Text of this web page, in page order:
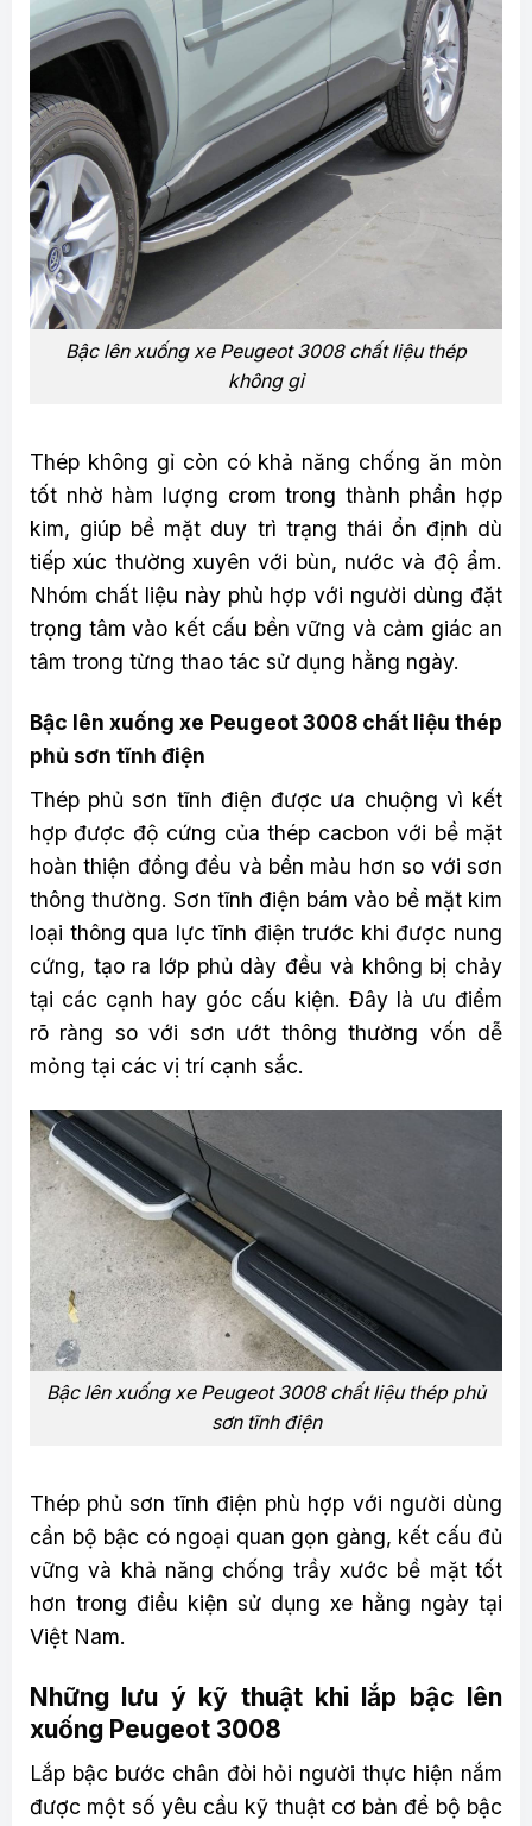
Bậc lên xuống xe Peugeot 3008 chất liệu thép
không gỉ
Thép không gỉ còn có khả năng chống ăn mòn
tốt nhờ hàm lượng crom trong thành phần hợp
kim, giúp bề mặt duy trì trạng thái ổn định dù
tiếp xúc thường xuyên với bùn, nước và độ ẩm.
Nhóm chất liệu này phù hợp với người dùng đặt
trọng tâm vào kết cấu bền vững và cảm giác an
tâm trong từng thao tác sử dụng hằng ngày.
Bậc lên xuống xe Peugeot 3008 chất liệu thép
phủ sơn tĩnh điện
Thép phủ sơn tĩnh điện được ưa chuộng vì kết
hợp được độ cứng của thép cacbon với bề mặt
hoàn thiện đồng đều và bền màu hơn so với sơn
thông thường. Sơn tĩnh điện bám vào bề mặt kim
loại thông qua lực tĩnh điện trước khi được nung
cứng, tạo ra lớp phủ dày đều và không bị chảy
tại các cạnh hay góc cấu kiện. Đây là ưu điểm
rõ ràng so với sơn ướt thông thường vốn dễ
mỏng tại các vị trí cạnh sắc.
Bậc lên xuống xe Peugeot 3008 chất liệu thép phủ
sơn tĩnh điện
Thép phủ sơn tĩnh điện phù hợp với người dùng
cần bộ bậc có ngoại quan gọn gàng, kết cấu đủ
vững và khả năng chống trầy xước bề mặt tốt
hơn trong điều kiện sử dụng xe hằng ngày tại
Việt Nam.
Những lưu ý kỹ thuật khi lắp bậc lên
xuống Peugeot 3008
Lắp bậc bước chân đòi hỏi người thực hiện nắm
được một số yêu cầu kỹ thuật cơ bản để bộ bậc